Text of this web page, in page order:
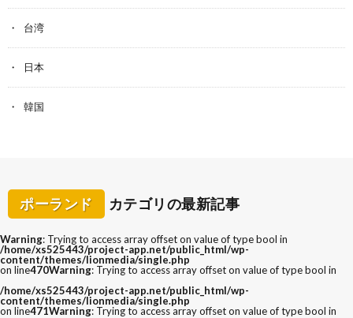
台湾
日本
韓国
ポーランド カテゴリの最新記事
Warning: Trying to access array offset on value of type bool in
/home/xs525443/project-app.net/public_html/wp-
content/themes/lionmedia/single.php
on line470Warning: Trying to access array offset on value of type bool in
/home/xs525443/project-app.net/public_html/wp-
content/themes/lionmedia/single.php
on line471Warning: Trying to access array offset on value of type bool in